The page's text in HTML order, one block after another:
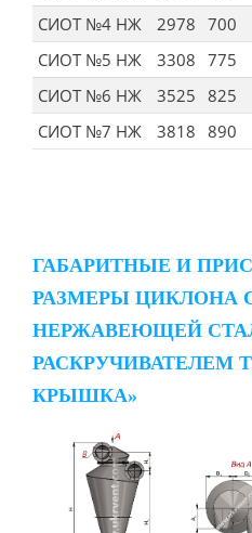
СИОТ №4 НЖ
2978 700
СИОТ №5 НЖ
3308 775
СИОТ №6 НЖ
3525 825
СИОТ №7 НЖ
3818 890
ГАБАРИТНЫЕ И
РАЗМЕРЫ ЦИКЛОНА
НЕРЖАВЕЮЩЕЙ
РАСКРУЧИВАТЕЛЕМ
КРЫШКА»